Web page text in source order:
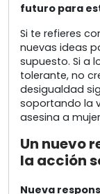
futuro para
Si te refieres
nuevas ideas
supuesto. Si a
tolerante, no
desigualdad
soportando la
asesina a
Un nuevo
la acción
Nueva